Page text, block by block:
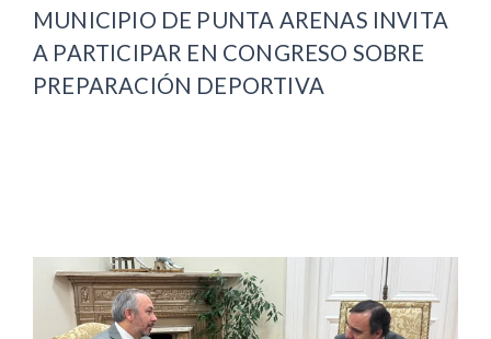
MUNICIPIO DE PUNTA ARENAS INVITA
A PARTICIPAR EN CONGRESO SOBRE
PREPARACIÓN DEPORTIVA